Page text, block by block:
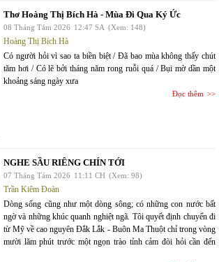
Thơ Hoàng Thị Bích Hà - Mùa Đi Qua Ký Ức
08 Tháng Tám 2026 12:47 SA (Xem: 148)
Hoàng Thị Bích Hà
Có người hỏi vì sao ta biền biệt / Đã bao mùa không thấy chút
tăm hơi / Có lẽ bởi tháng năm rong ruỗi quá / Bụi mờ dần một
khoảng sáng ngày xưa
Đọc thêm
NGHE SẦU RIÊNG CHÍN TỚI
07 Tháng Tám 2026 11:11 CH (Xem: 98)
Trần Kiêm Đoàn
Dòng sống cũng như một dòng sông; có những con nước bất
ngờ và những khúc quanh nghiệt ngã. Tôi quyết định chuyến đi
từ Mỹ về cao nguyên Đắk Lắk - Buôn Ma Thuột chỉ trong vòng
mười lăm phút trước một ngọn trào tỉnh cảm đòi hỏi cần đến